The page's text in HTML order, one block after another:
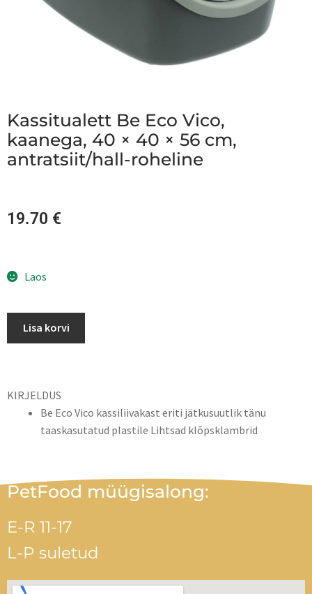
Kassitualett Be Eco Vico,
kaanega, 40 × 40 × 56 cm,
antratsiit/hall-roheline
19.70 €
Laos
Lisa korvi
KIRJELDUS
Be Eco Vico kassiliivakast eriti jätkusuutlik tänu
taaskasutatud plastile Lihtsad klõpsklambrid
PetFood müügisalong:
E-R 11-17
L-P suletud